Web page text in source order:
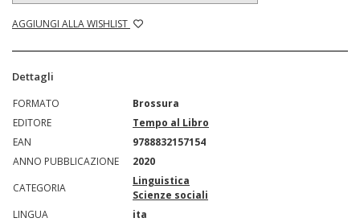
AGGIUNGI ALLA WISHLIST
Dettagli
FORMATO
Brossura
EDITORE
Tempo al Libro
EAN
9788832157154
ANNO PUBBLICAZIONE
2020
CATEGORIA
Linguistica
Scienze sociali
LINGUA
ita